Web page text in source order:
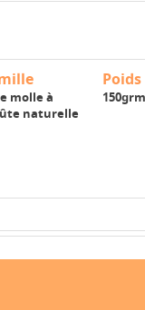
molle à
naturelle
Poids
150grm